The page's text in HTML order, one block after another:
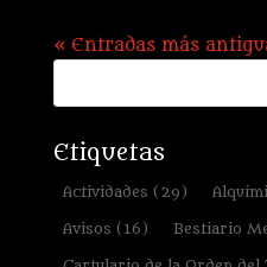
« Entradas más
Etiquetas
Actividades (29)
Avisos (16) Bestiario